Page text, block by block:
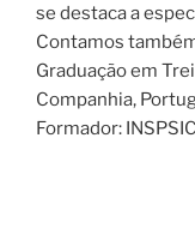
se destaca a
Contamos
Graduação em
Companhia,
Formador: